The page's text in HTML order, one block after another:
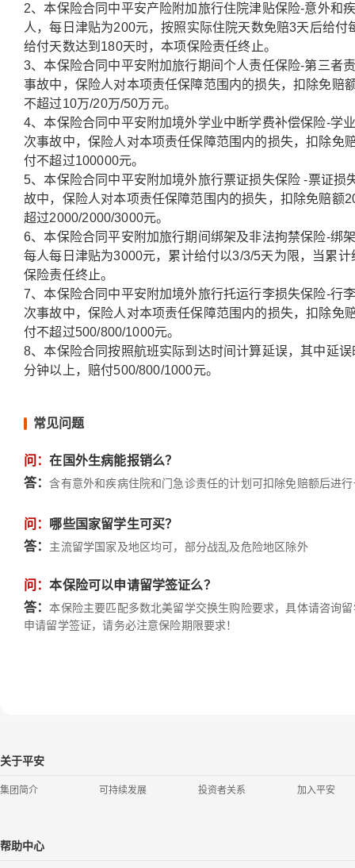
2、本保险合同中平安产险附加旅行住院津贴保险-意外和
人，每日津贴为200元，按照实际住院天数免赔3天后给
给付天数达到180天时，本项保险责任终止。
3、本保险合同中平安附加旅行期间个人责任保险-第三者
事故中，保险人对本项责任保障范围内的损失，扣除免赔
不超过10万/20万/50万元。
4、本保险合同中平安附加境外学业中断学费补偿保险-学
次事故中，保险人对本项责任保障范围内的损失，扣除免
付不超过100000元。
5、本保险合同中平安附加境外旅行票证损失保险 -票证损
故中，保险人对本项责任保障范围内的损失，扣除免赔额
超过2000/2000/3000元。
6、本保险合同平安附加旅行期间绑架及非法拘禁保险-绑
每人每日津贴为3000元，累计给付以3/3/5天为限，当累
保险责任终止。
7、本保险合同中平安附加境外旅行托运行李损失保险-行
次事故中，保险人对本项责任保障范围内的损失，扣除免
付不超过500/800/1000元。
8、本保险合同按照航班实际到达时间计算延误，其中延
分钟以上，赔付500/800/1000元。
常见问题
问：在国外生病能报销么？
答：含有意外和疾病住院和门急诊责任的计划可扣除免赔额后进
问： 哪些国家留学生可买？
答：
主流留学国家及地区均可，部分战乱及危险地区除外
问：本保险可以申请留学签证么？
答：本保险主要匹配多数北美留学交换生购险要求，具体请咨询
申请留学签证，请务必注意保险期限要求！
关于平安
集团简介 可持续发展 投资者关系 加入平安
帮助中心